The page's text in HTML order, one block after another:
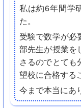
私は約6年間学
た。
受験で数学が必
部先生が授業を
さるのでとて
望校に合格する
今まで本当にあ